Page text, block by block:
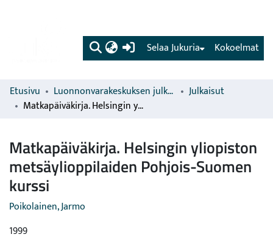
(current) Kokoelmat
Selaa Jukuria
Etusivu Luonnonvarakeskuksen julkaisut
Julkaisut
Matkapäiväkirja. Helsingin yliopiston metsäylioppilaiden Pohjois-Suomen kurssi
Matkapäiväkirja. Helsingin yliopiston
metsäylioppilaiden Pohjois-Suomen
kurssi
Poikolainen, Jarmo
1999